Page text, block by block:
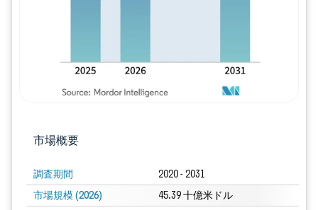
市場概要
調査期間 2020 - 2031
市場規模 (2026) 45.39 十億米ドル